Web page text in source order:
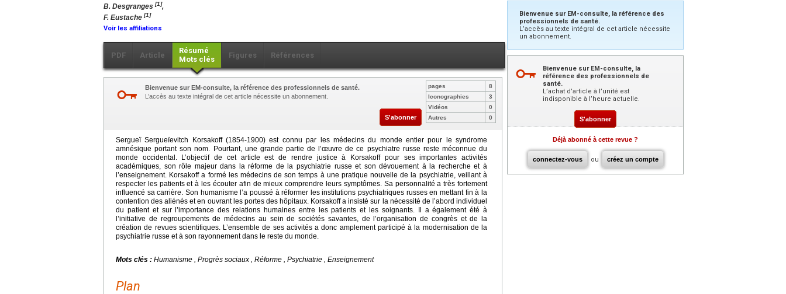
B. Desgranges [1],
F. Eustache [1]
Voir les affiliations
PDF Article
Résumé
Mots clés
Figures Références
Bienvenue sur EM-consulte, la référence des professionnels de santé.
L’accès au texte intégral de cet article nécessite un abonnement.
S'abonner
pages
8
Iconographies
3
Vidéos
0
Autres
0
Sergueï Sergueïevitch Korsakoff (1854-1900) est connu par les médecins du monde entier pour le syndrome
amnésique portant son nom. Pourtant, une grande partie de l’œuvre de ce psychiatre russe reste méconnue du
monde occidental. L’objectif de cet article est de rendre justice à Korsakoff pour ses importantes activités
académiques, son rôle majeur dans la réforme de la psychiatrie russe et son dévouement à la recherche et à
l’enseignement. Korsakoff a formé les médecins de son temps à une pratique nouvelle de la psychiatrie, veillant à
respecter les patients et à les écouter afin de mieux comprendre leurs symptômes. Sa personnalité a très fortement
influencé sa carrière. Son humanisme l’a poussé à réformer les institutions psychiatriques russes en mettant fin à la
contention des aliénés et en ouvrant les portes des hôpitaux. Korsakoff a insisté sur la nécessité de l’abord individuel
du patient et sur l’importance des relations humaines entre les patients et les soignants. Il a également été à
l’initiative de regroupements de médecins au sein de sociétés savantes, de l’organisation de congrès et de la
création de revues scientifiques. L’ensemble de ses activités a donc amplement participé à la modernisation de la
psychiatrie russe et à son rayonnement dans le reste du monde.
Mots clés : Humanisme , Progrès sociaux , Réforme , Psychiatrie , Enseignement
Plan
Bienvenue sur EM-consulte, la référence des
professionnels de santé.
L’accès au texte intégral de cet article nécessite
un abonnement.
Bienvenue sur EM-consulte, la
référence des professionnels de
santé.
L’achat d’article à l’unité est
indisponible à l’heure actuelle.
S'abonner
Déjà abonné à cette revue ?
connectez-vous ou créez un compte